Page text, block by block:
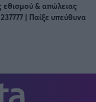
εθισμού & απώλειας
| Παίξε υπεύθυνα